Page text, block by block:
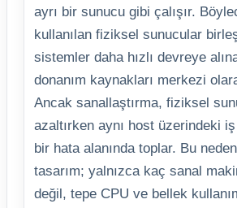
ayrı bir sunucu gibi çalışır.
kullanılan fiziksel sunucular
sistemler daha hızlı devreye
donanım kaynakları merkezi
Ancak sanallaştırma, fiziksel
azaltırken aynı host üzerindeki
bir hata alanında toplar. Bu
tasarım; yalnızca kaç sanal
değil, tepe CPU ve bellek